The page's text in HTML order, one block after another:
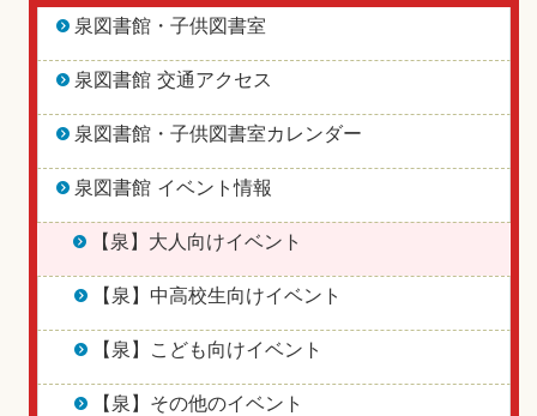
泉図書館・子供図書室
泉図書館 交通アクセス
泉図書館・子供図書室カレンダー
泉図書館 イベント情報
【泉】大人向けイベント
【泉】中高校生向けイベント
【泉】こども向けイベント
【泉】その他のイベント